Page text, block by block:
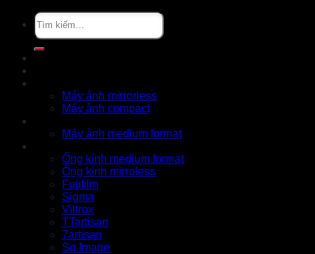
Tìm
kiếm:
Máy ảnh mirrorless
Máy ảnh compact
Máy ảnh medium format
Ống kính medium format
Ống kính mirroless
Fujifilm
Sigma
Viltrox
TTartisan
7artisan
Sg Image